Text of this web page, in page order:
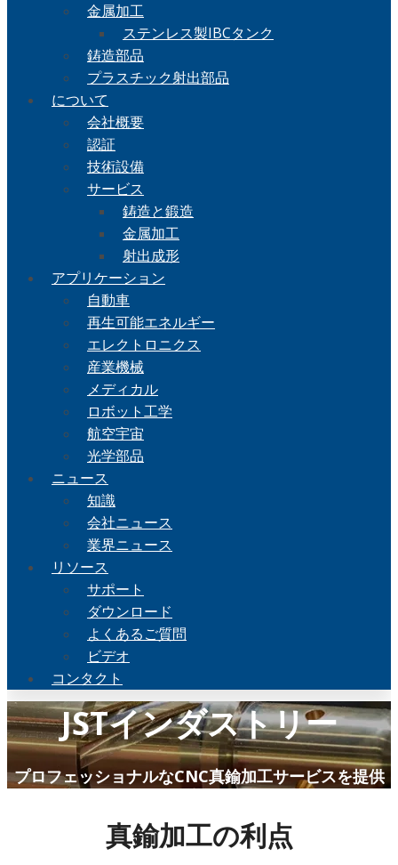
金属加工
ステンレス製IBCタンク
鋳造部品
プラスチック射出部品
について
会社概要
認証
技術設備
サービス
鋳造と鍛造
金属加工
射出成形
アプリケーション
自動車
再生可能エネルギー
エレクトロニクス
産業機械
メディカル
ロボット工学
航空宇宙
光学部品
ニュース
知識
会社ニュース
業界ニュース
リソース
サポート
ダウンロード
よくあるご質問
ビデオ
コンタクト
JSTインダストリー
プロフェッショナルなCNC真鍮加工サービスを提供
真鍮加工の利点